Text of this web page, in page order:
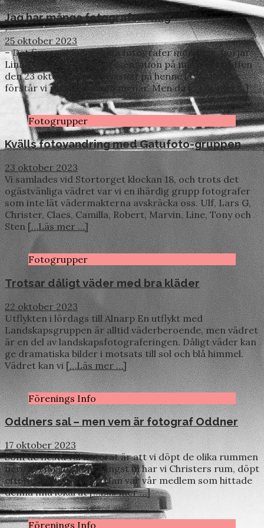
Jag har många fotografer i mig
25 oktober 2023
– Det finns väldigt många fotografer inom mig, börjar
Lina Karna Kippel sin presentation på måndagsträffen
den 23 oktober. När vi lyssnat på henne i två timmar
förstår vi precis vad hon menar. Men då[…Läs mer …]
Fotogrupper
Kvälls fotovandring med Gatufoto-gruppen
23 oktober 2023
Vi samlades vid Stortorget klockan 18, och trots det
ogästvänliga vädret var vi en ihärdig grupp fotografer
som inte lät vädermakterna avskräcka oss. Ulf, Lars G,
Christer, Claes, Camilla, Robert, Marvin, Line, Tony och
Sten[…Läs mer …]
Fotogrupper
Trotsar dåligt väder med bra kläder
22 oktober 2023
Utflykten i lördags till Alnarp En utflykt med
Landskapsgruppen är alltid väderberoende, men vädret
är en del av landskapsfotograferingen. Dåligt väder kan
ge dramatiska bilder i motsats till sol och blå himmel.
Vädret kan vi[…Läs mer …]
Förenings Info
Oddners sal – men vem är fotograf Oddner
17 oktober 2023
Som de flesta väl noterat är att vi döpt de olika rummen
nere i FFiM-lokalen. Längst in har vi Christers rum, döpt
efter Christer Möller. Han var vår medlem som hittade
denna fina lokal åt[…Läs mer …]
Förenings Info